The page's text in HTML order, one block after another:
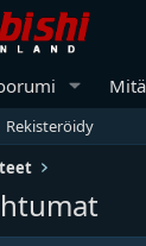
Rekisteröidy